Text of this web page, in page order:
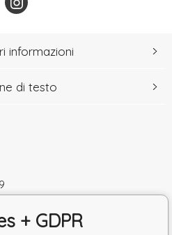
informazioni
di testo
+ GDPR